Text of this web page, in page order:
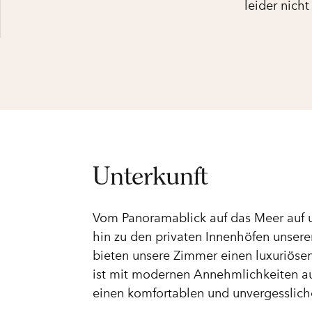
leider
Unterkunft
Vom Panoramablick auf das Meer auf
hin zu den privaten Innenhöfen
bieten unsere Zimmer einen
ist mit modernen Annehmlichkeiten
einen komfortablen und